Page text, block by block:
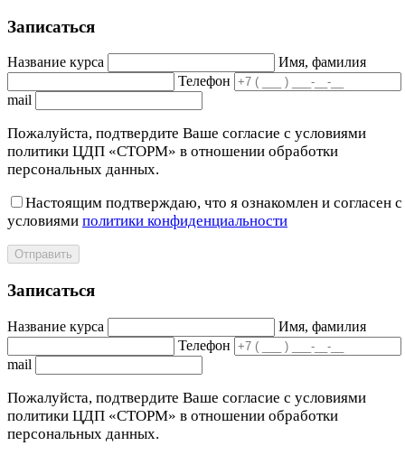
Записаться
Название курса
Имя, фамилия
Телефон
mail
Пожалуйста, подтвердите Ваше согласие с условиями
политики ЦДП «СТОРМ» в отношении обработки
персональных данных.
Настоящим подтверждаю, что я ознакомлен и согласен с
условиями политики конфиденциальности
Отправить
Записаться
Название курса
Имя, фамилия
Телефон
mail
Пожалуйста, подтвердите Ваше согласие с условиями
политики ЦДП «СТОРМ» в отношении обработки
персональных данных.